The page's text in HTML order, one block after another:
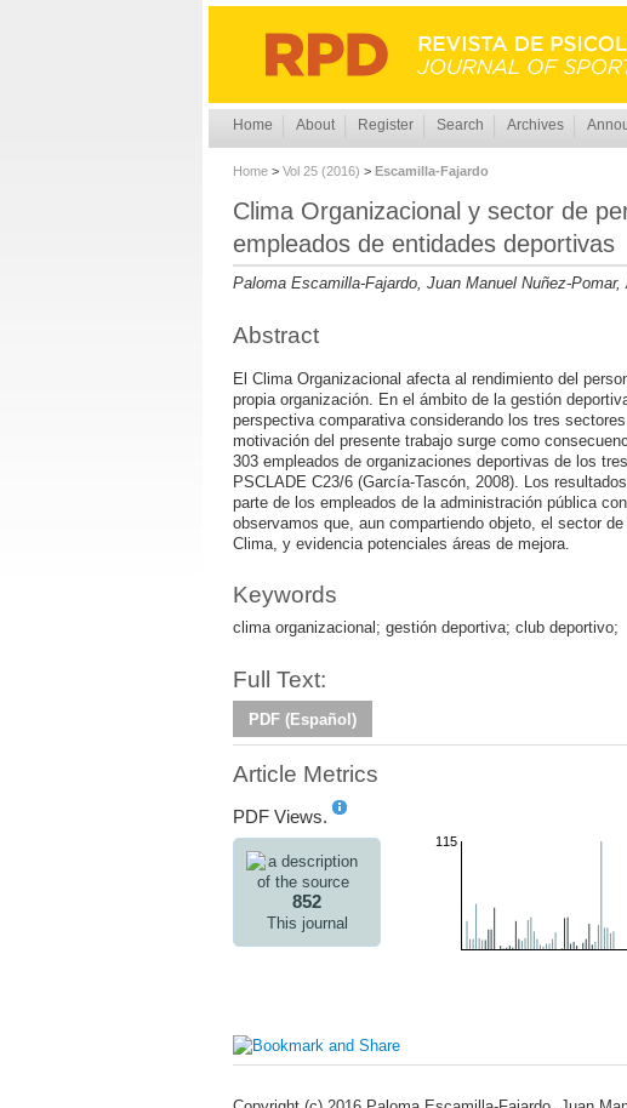
Home About Register Search Archives
Home > Vol 25 (2016) > Escamilla-Fajardo
Clima Organizacional y sector de
empleados de entidades deportivas
Paloma Escamilla-Fajardo, Juan Manuel Nuñez-
Abstract
El Clima Organizacional afecta al rendimiento del
propia organización. En el ámbito de la gestión
perspectiva comparativa considerando los tres
motivación del presente trabajo surge como
303 empleados de organizaciones deportivas de los
PSCLADE C23/6 (García-Tascón, 2008). Los
parte de los empleados de la administración pública
observamos que, aun compartiendo objeto, el sector
Clima, y evidencia potenciales áreas de mejora.
Keywords
clima organizacional; gestión deportiva; club deportivo;
Full Text:
PDF (Español)
Article Metrics
PDF Views.
852
This journal
115